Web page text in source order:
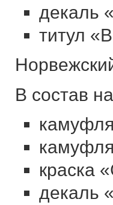
декаль
титул
В состав
краска
декаль